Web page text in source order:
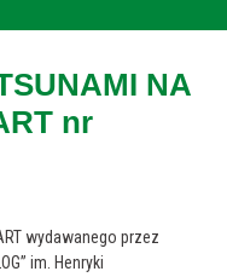
NA
nr
wydawanego przez
im. Henryki